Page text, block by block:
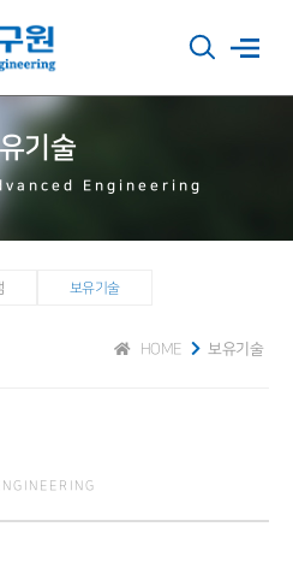
기술
Engineering
보유기술
보유기술
HOME